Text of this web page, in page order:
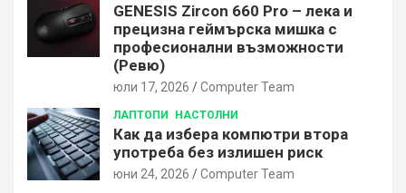
GENESIS Zircon 660 Pro – лека и
прецизна геймърска мишка с
професионални възможности
(Ревю)
юли 17, 2026 Computer Team
ЛАПТОПИ НАСТОЛНИ
Как да избера компютри втора
употреба без излишен риск
юни 24, 2026 Computer Team